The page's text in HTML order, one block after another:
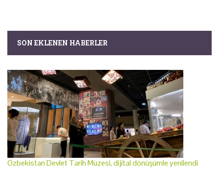
SON EKLENEN HABERLER
Özbekistan Devlet Tarih Müzesi, dijital dönüşümle yenilendi